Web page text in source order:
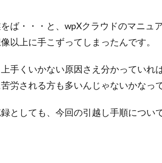
ば・・・と、wpXクラウドのマニュ
以上に手こずってしまったんです。
手くいかない原因さえ分かっていれ
労される方も多いんじゃないかなっ
としても、今回の引越し手順につい